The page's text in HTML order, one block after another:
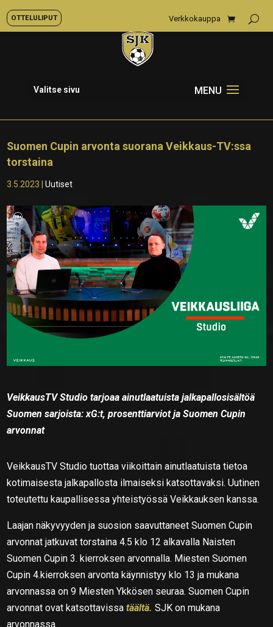
OTTELULIPUT Verkkokauppa
Valitse sivu
Suomen Cupin arvonta suorana Veikkaus-TV:ssa
torstaina
3.5.2023 |Uutiset
VeikkausTV Studio tarjoaa ainutlaatuista jalkapallosisältöä
Suomen sarjoista: xG:t, prosenttiarviot ja Suomen Cupin
arvonnat
VeikkausTV Studio tuottaa viikoittain ainutlaatuista tietoa
kotimaisesta jalkapallosta ilmaiseksi katsottavaksi. Uutinen
toteutettu kaupallisessa yhteistyössä Veikkauksen kanssa.
Laajan näkyvyyden ja suosion saavuttaneet Suomen Cupin
arvonnat jatkuvat torstaina 4.5 klo 12 alkavalla Naisten
Suomen Cupin 3. kierroksen arvonnalla. Miesten Suomen
Cupin 4.kierroksen arvonta käynnistyy klo 13 ja mukana
arvonnassa on 9 Miesten Ykkösen seuraa. Suomen Cupin
arvonnat ovat katsottavissatäältä. SJK on mukana
arvonnassa.